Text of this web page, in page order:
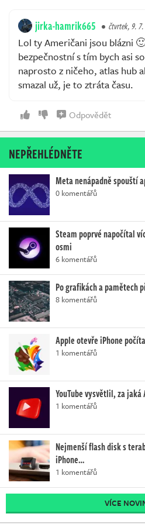
jirka-hamrik665 čtvrtek, 9.
Lol ty Američani jsou blázni
bezpečnostní s tím bych asi
naprosto z ničeho, atlas hub
smazal už, je to ztráta času.
Odpovědět
NEPŘEHLÉDNĚTE
Meta nenápadně spouští
0 komentářů
Steam poprvé napočítal
osmi
6 komentářů
Po grafikách a pamětech
8 komentářů
Apple otevře iPhone
1 komentářů
YouTube vysvětlil, za
1 komentářů
Nejmenší flash disk s
iPhone…
1 komentářů
VÍCE